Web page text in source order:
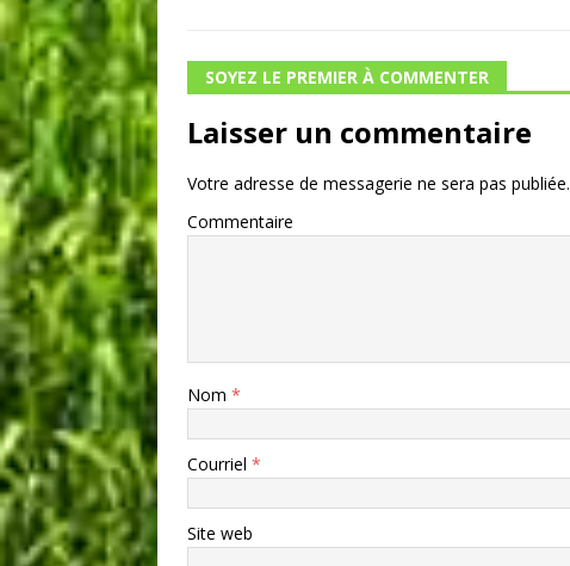
SOYEZ LE PREMIER À COMMENTER
Laisser un commentaire
Votre adresse de messagerie ne sera pas publiée.
Commentaire
Nom *
Courriel *
Site web